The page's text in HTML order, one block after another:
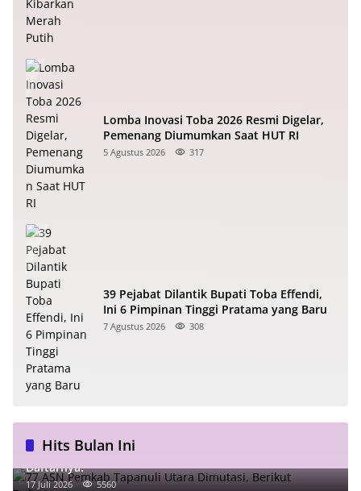
Lomba Inovasi Toba 2026 Resmi Digelar,
Pemenang Diumumkan Saat HUT RI
5 Agustus 2026 317
39 Pejabat Dilantik Bupati Toba Effendi,
Ini 6 Pimpinan Tinggi Pratama yang Baru
7 Agustus 2026 308
Hits Bulan Ini
77 ASN Pemkab Tapanuli Utara Dimutasi, Berikut
Daftarnya!
17 Juli 2026 5560